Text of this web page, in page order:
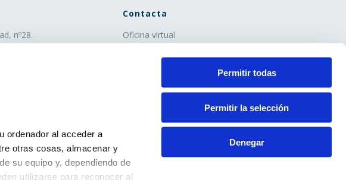
ordenador al acceder a
otras cosas, almacenar y
su equipo y, dependiendo de
utilizarse para reconocer al
Permitir todas
Permitir la selección
Denegar
nº28.
12
Contacta
Oficina virtual
Info ecoparques
Aviso Legal